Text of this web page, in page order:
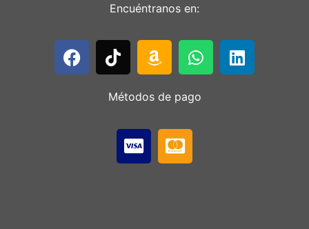
Encuéntranos en:
Métodos de pago